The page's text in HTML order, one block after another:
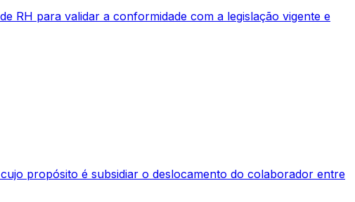
RH para validar a conformidade com a legislação vigente e
propósito é subsidiar o deslocamento do colaborador entre